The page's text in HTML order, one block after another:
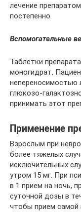
лечение
постепенно.
Вспомогательные
Таблетки
моногидрат.
непереносимостью
глюкозо-
принимать этот
Применение
Взрослым при
более тяжелых
исключительных
утром 15 мг. При
в 1 прием на ночь,
суточной дозы в
чтобы прием самой